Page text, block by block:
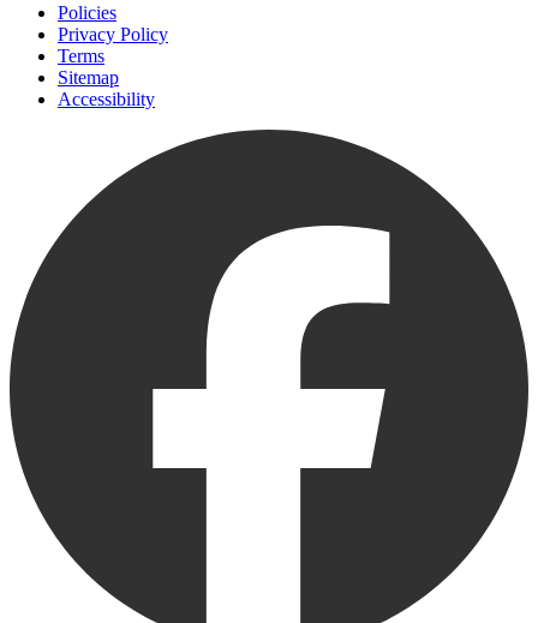
Policies
Privacy Policy
Terms
Sitemap
Accessibility